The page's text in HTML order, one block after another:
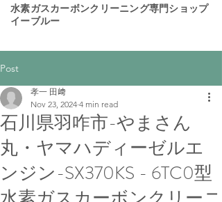
​水素ガスカーボンクリーニング専門ショップ
イーブルー
Post
石川県羽咋市-やまさん
丸・ヤマハディーゼルエ
ンジン-SX370KS - 6TC0型
孝一 田﨑
Nov 23, 2024 4 min read